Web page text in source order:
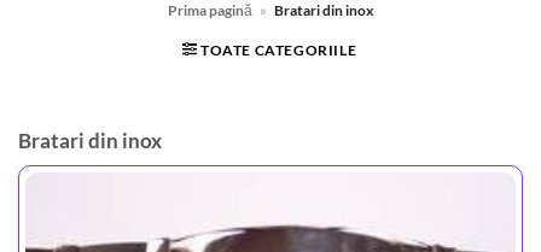
Prima pagină » Bratari din inox
TOATE CATEGORIILE
Bratari din inox